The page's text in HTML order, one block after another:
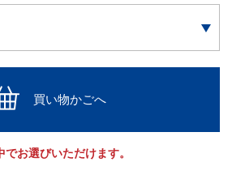
買い物かごへ
お選びいただけます。